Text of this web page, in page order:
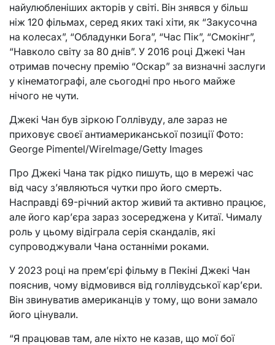
найулюбленіших акторів у світі. Він знявся у більш
ніж 120 фільмах, серед яких такі хіти, як “Закусочна
на колесах”, “Обладунки Бога”, “Час Пік”, “Смокінг”,
“Навколо світу за 80 днів”. У 2016 році Джекі Чан
отримав почесну премію “Оскар” за визначні заслуги
у кінематографі, але сьогодні про нього майже
нічого не чути.
Джекі Чан був зіркою Голлівуду, але зараз не
приховує своєї антиамериканської позиції Фото:
George Pimentel/WireImage/Getty Images
Про Джекі Чана так рідко пишуть, що в мережі час
від часу з’являються чутки про його смерть.
Насправді 69-річний актор живий та активно працює,
але його кар’єра зараз зосереджена у Китаї. Чималу
роль у цьому відіграла серія скандалів, які
супроводжували Чана останніми роками.
У 2023 році на прем’єрі фільму в Пекіні Джекі Чан
пояснив, чому відмовився від голлівудської кар’єри.
Він звинуватив американців у тому, що вони замало
його цінували.
“Я працював там, але ніхто не казав, що мої бої